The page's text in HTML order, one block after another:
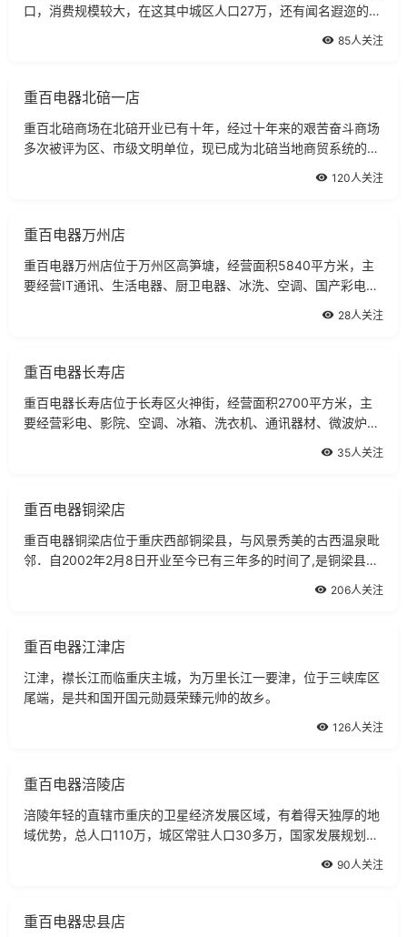
口，消费规模较大，在这其中城区人口27万，还有闻名遐迩的西
85人关注
重百电器北碚一店
重百北碚商场在北碚开业已有十年，经过十年来的艰苦奋斗商场
多次被评为区、市级文明单位，现已成为北碚当地商贸系统的排
120人关注
重百电器万州店
重百电器万州店位于万州区高笋塘，经营面积5840平方米，主
要经营IT通讯、生活电器、厨卫电器、冰洗、空调、国产彩电、
28人关注
重百电器长寿店
重百电器长寿店位于长寿区火神街，经营面积2700平方米，主
要经营彩电、影院、空调、冰箱、洗衣机、通讯器材、微波炉、
35人关注
重百电器铜梁店
重百电器铜梁店位于重庆西部铜梁县，与风景秀美的古西温泉毗
邻．自2002年2月8日开业至今已有三年多的时间了,是铜梁县第
206人关注
重百电器江津店
江津，襟长江而临重庆主城，为万里长江一要津，位于三峡库区
尾端，是共和国开国元勋聂荣臻元帅的故乡。
126人关注
重百电器涪陵店
涪陵年轻的直辖市重庆的卫星经济发展区域，有着得天独厚的地
域优势，总人口110万，城区常驻人口30多万，国家发展规划预
90人关注
重百电器忠县店